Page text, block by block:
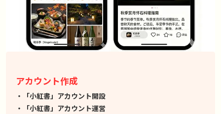
アカウント作成
「小紅書」アカウント開設
「小紅書」アカウント運営